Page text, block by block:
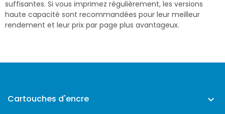
suffisantes. Si vous imprimez régulièrement, les versions
haute capacité sont recommandées pour leur meilleur
rendement et leur prix par page plus avantageux.
Cartouches d'encre 